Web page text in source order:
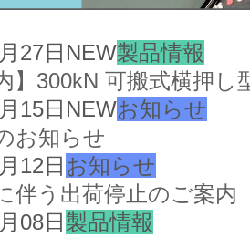
27日 NEW製品情報
】300kN 可搬式横押し
15日 NEWお知らせ
お知らせ
12日 お知らせ
伴う出荷停止のご案内
08日 製品情報